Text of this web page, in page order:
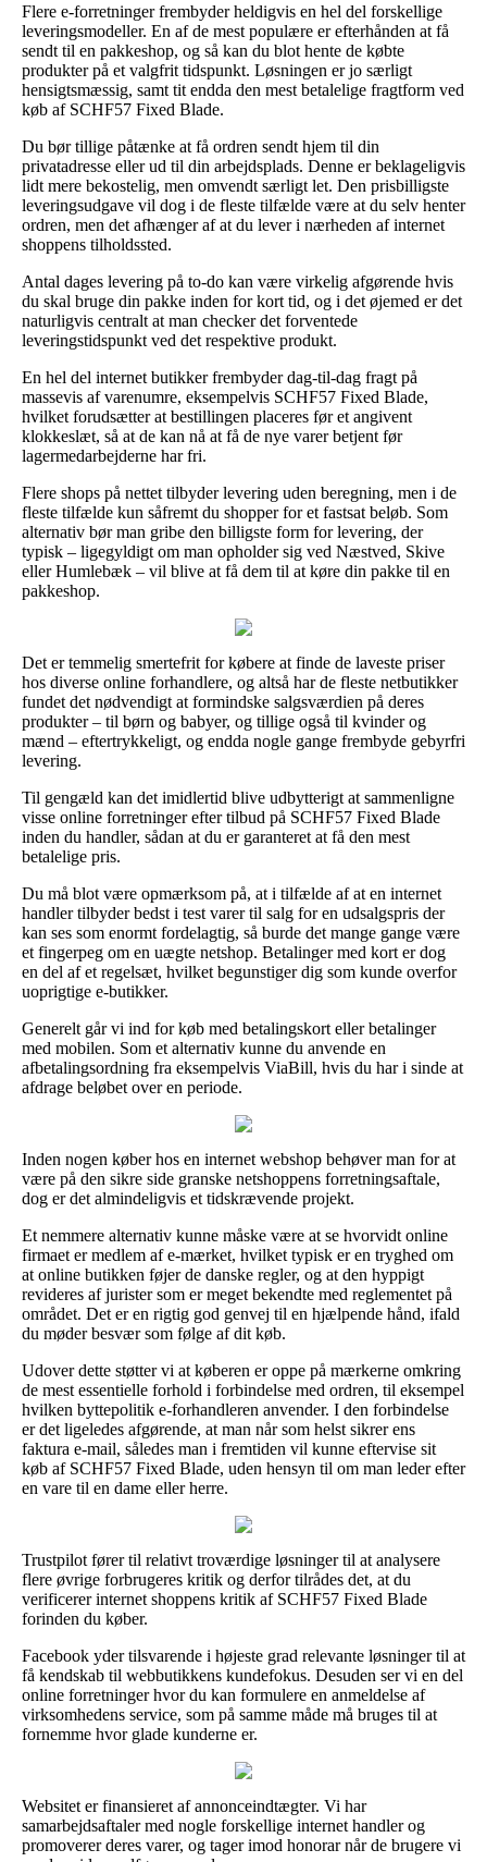
Flere e-forretninger frembyder heldigvis en hel del forskellige
leveringsmodeller. En af de mest populære er efterhånden at få
sendt til en pakkeshop, og så kan du blot hente de købte
produkter på et valgfrit tidspunkt. Løsningen er jo særligt
hensigtsmæssig, samt tit endda den mest betalelige fragtform ved
køb af SCHF57 Fixed Blade.
Du bør tillige påtænke at få ordren sendt hjem til din
privatadresse eller ud til din arbejdsplads. Denne er beklageligvis
lidt mere bekostelig, men omvendt særligt let. Den prisbilligste
leveringsudgave vil dog i de fleste tilfælde være at du selv henter
ordren, men det afhænger af at du lever i nærheden af internet
shoppens tilholdssted.
Antal dages levering på to-do kan være virkelig afgørende hvis
du skal bruge din pakke inden for kort tid, og i det øjemed er det
naturligvis centralt at man checker det forventede
leveringstidspunkt ved det respektive produkt.
En hel del internet butikker frembyder dag-til-dag fragt på
massevis af varenumre, eksempelvis SCHF57 Fixed Blade,
hvilket forudsætter at bestillingen placeres før et angivent
klokkeslæt, så at de kan nå at få de nye varer betjent før
lagermedarbejderne har fri.
Flere shops på nettet tilbyder levering uden beregning, men i de
fleste tilfælde kun såfremt du shopper for et fastsat beløb. Som
alternativ bør man gribe den billigste form for levering, der
typisk – ligegyldigt om man opholder sig ved Næstved, Skive
eller Humlebæk – vil blive at få dem til at køre din pakke til en
pakkeshop.
Det er temmelig smertefrit for købere at finde de laveste priser
hos diverse online forhandlere, og altså har de fleste netbutikker
fundet det nødvendigt at formindske salgsværdien på deres
produkter – til børn og babyer, og tillige også til kvinder og
mænd – eftertrykkeligt, og endda nogle gange frembyde gebyrfri
levering.
Til gengæld kan det imidlertid blive udbytterigt at sammenligne
visse online forretninger efter tilbud på SCHF57 Fixed Blade
inden du handler, sådan at du er garanteret at få den mest
betalelige pris.
Du må blot være opmærksom på, at i tilfælde af at en internet
handler tilbyder bedst i test varer til salg for en udsalgspris der
kan ses som enormt fordelagtig, så burde det mange gange være
et fingerpeg om en uægte netshop. Betalinger med kort er dog
en del af et regelsæt, hvilket begunstiger dig som kunde overfor
uoprigtige e-butikker.
Generelt går vi ind for køb med betalingskort eller betalinger
med mobilen. Som et alternativ kunne du anvende en
afbetalingsordning fra eksempelvis ViaBill, hvis du har i sinde at
afdrage beløbet over en periode.
Inden nogen køber hos en internet webshop behøver man for at
være på den sikre side granske netshoppens forretningsaftale,
dog er det almindeligvis et tidskrævende projekt.
Et nemmere alternativ kunne måske være at se hvorvidt online
firmaet er medlem af e-mærket, hvilket typisk er en tryghed om
at online butikken føjer de danske regler, og at den hyppigt
revideres af jurister som er meget bekendte med reglementet på
området. Det er en rigtig god genvej til en hjælpende hånd, ifald
du møder besvær som følge af dit køb.
Udover dette støtter vi at køberen er oppe på mærkerne omkring
de mest essentielle forhold i forbindelse med ordren, til eksempel
hvilken byttepolitik e-forhandleren anvender. I den forbindelse
er det ligeledes afgørende, at man når som helst sikrer ens
faktura e-mail, således man i fremtiden vil kunne eftervise sit
køb af SCHF57 Fixed Blade, uden hensyn til om man leder efter
en vare til en dame eller herre.
Trustpilot fører til relativt troværdige løsninger til at analysere
flere øvrige forbrugeres kritik og derfor tilrådes det, at du
verificerer internet shoppens kritik af SCHF57 Fixed Blade
forinden du køber.
Facebook yder tilsvarende i højeste grad relevante løsninger til at
få kendskab til webbutikkens kundefokus. Desuden ser vi en del
online forretninger hvor du kan formulere en anmeldelse af
virksomhedens service, som på samme måde må bruges til at
fornemme hvor glade kunderne er.
Websitet er finansieret af annonceindtægter. Vi har
samarbejdsaftaler med nogle forskellige internet handler og
promoverer deres varer, og tager imod honorar når de brugere vi